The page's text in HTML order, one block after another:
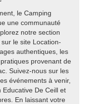
le Camping
une communauté
notre section
le site Location-
authentiques, les
provenant de
Suivez-nous sur les
événements à venir,
Educative De Ceill et
En laissant votre